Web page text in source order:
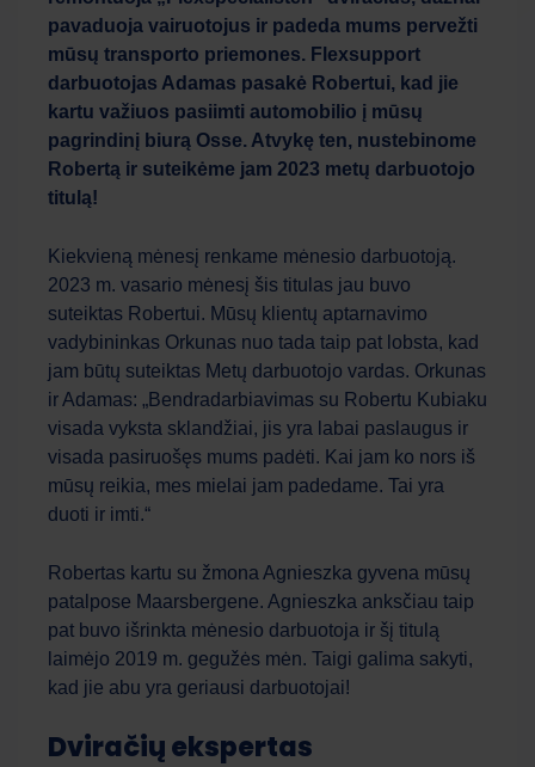
pavaduoja vairuotojus ir padeda mums pervežti
mūsų transporto priemones. Flexsupport
darbuotojas Adamas pasakė Robertui, kad jie
kartu važiuos pasiimti automobilio į mūsų
pagrindinį biurą Osse. Atvykę ten, nustebinome
Robertą ir suteikėme jam 2023 metų darbuotojo
titulą!
Kiekvieną mėnesį renkame mėnesio darbuotoją.
2023 m. vasario mėnesį šis titulas jau buvo
suteiktas Robertui. Mūsų klientų aptarnavimo
vadybininkas Orkunas nuo tada taip pat lobsta, kad
jam būtų suteiktas Metų darbuotojo vardas. Orkunas
ir Adamas: „Bendradarbiavimas su Robertu Kubiaku
visada vyksta sklandžiai, jis yra labai paslaugus ir
visada pasiruošęs mums padėti. Kai jam ko nors iš
mūsų reikia, mes mielai jam padedame. Tai yra
duoti ir imti.“
Robertas kartu su žmona Agnieszka gyvena mūsų
patalpose Maarsbergene. Agnieszka anksčiau taip
pat buvo išrinkta mėnesio darbuotoja ir šį titulą
laimėjo 2019 m. gegužės mėn. Taigi galima sakyti,
kad jie abu yra geriausi darbuotojai!
Dviračių ekspertas